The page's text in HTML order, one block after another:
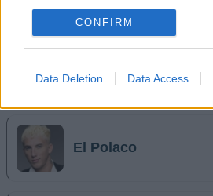
CONFIRM
Data Deletion Data Access
El Polaco